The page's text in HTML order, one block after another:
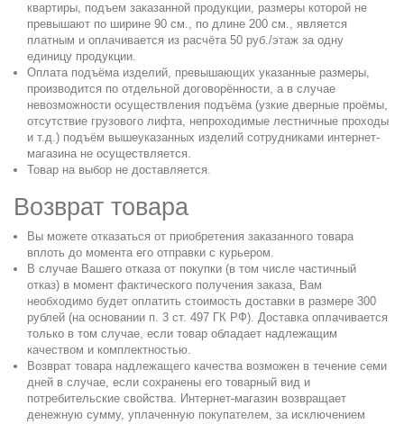
квартиры, подъем заказанной продукции, размеры которой не
превышают по ширине 90 см., по длине 200 см., является
платным и оплачивается из расчёта 50 руб./этаж за одну
единицу продукции.
Оплата подъёма изделий, превышающих указанные размеры,
производится по отдельной договорённости, а в случае
невозможности осуществления подъёма (узкие дверные проёмы,
отсутствие грузового лифта, непроходимые лестничные проходы
и т.д.) подъём вышеуказанных изделий сотрудниками интернет-
магазина не осуществляется.
Товар на выбор не доставляется.
Возврат товара
Вы можете отказаться от приобретения заказанного товара
вплоть до момента его отправки с курьером.
В случае Вашего отказа от покупки (в том числе частичный
отказ) в момент фактического получения заказа, Вам
необходимо будет оплатить стоимость доставки в размере 300
рублей (на основании п. 3 ст. 497 ГК РФ). Доставка оплачивается
только в том случае, если товар обладает надлежащим
качеством и комплектностью.
Возврат товара надлежащего качества возможен в течение семи
дней в случае, если сохранены его товарный вид и
потребительские свойства. Интернет-магазин возвращает
денежную сумму, уплаченную покупателем, за исключением